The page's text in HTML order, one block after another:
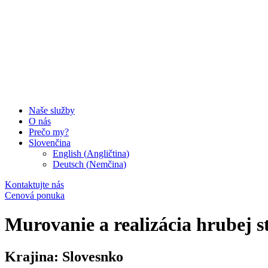
Naše služby
O nás
Prečo my?
Slovenčina
English (Angličtina)
Deutsch (Nemčina)
Kontaktujte nás
Cenová ponuka
Murovanie a realizácia hrubej
Krajina: Slovesnko